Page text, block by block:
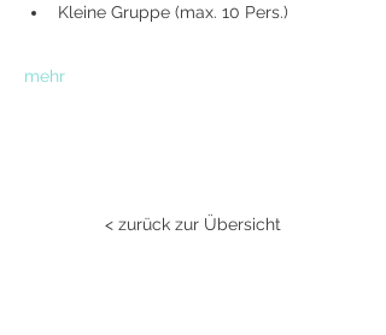
Kleine Gruppe (max. 10 Pers.)
mehr
< zurück zur Übersicht